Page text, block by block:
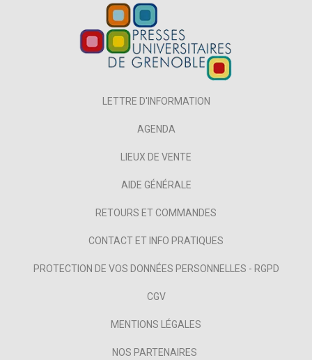
LETTRE D'INFORMATION
AGENDA
LIEUX DE VENTE
AIDE GÉNÉRALE
RETOURS ET COMMANDES
CONTACT ET INFO PRATIQUES
PROTECTION DE VOS DONNÉES PERSONNELLES - RGPD
CGV
MENTIONS LÉGALES
NOS PARTENAIRES